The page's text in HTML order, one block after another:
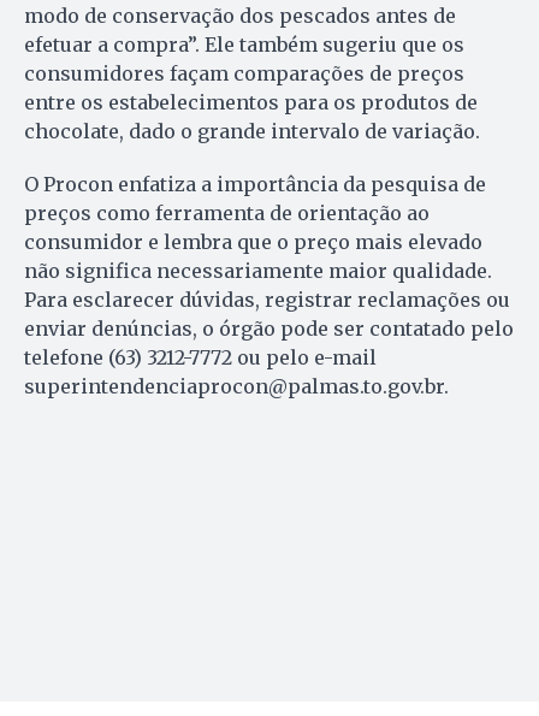
modo de conservação dos pescados antes de
efetuar a compra”. Ele também sugeriu que os
consumidores façam comparações de preços
entre os estabelecimentos para os produtos de
chocolate, dado o grande intervalo de variação.
O Procon enfatiza a importância da pesquisa de
preços como ferramenta de orientação ao
consumidor e lembra que o preço mais elevado
não significa necessariamente maior qualidade.
Para esclarecer dúvidas, registrar reclamações ou
enviar denúncias, o órgão pode ser contatado pelo
telefone (63) 3212-7772 ou pelo e-mail
superintendenciaprocon@palmas.to.gov.br.